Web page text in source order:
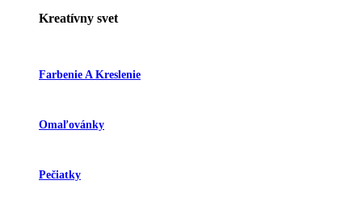
Kreatívny svet
Farbenie A Kreslenie
Omaľovánky
Pečiatky